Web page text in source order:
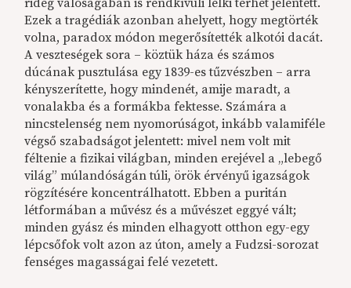
rideg valóságában is rendkívüli lelki terhet jelentett.
Ezek a tragédiák azonban ahelyett, hogy megtörték
volna, paradox módon megerősítették alkotói dacát.
A veszteségek sora – köztük háza és számos
dúcának pusztulása egy 1839-es tűzvészben – arra
kényszerítette, hogy mindenét, amije maradt, a
vonalakba és a formákba fektesse. Számára a
nincstelenség nem nyomorúságot, inkább valamiféle
végső szabadságot jelentett: mivel nem volt mit
féltenie a fizikai világban, minden erejével a „lebegő
világ” múlandóságán túli, örök érvényű igazságok
rögzítésére koncentrálhatott. Ebben a puritán
létformában a művész és a művészet eggyé vált;
minden gyász és minden elhagyott otthon egy-egy
lépcsőfok volt azon az úton, amely a Fudzsi-sorozat
fenséges magasságai felé vezetett.